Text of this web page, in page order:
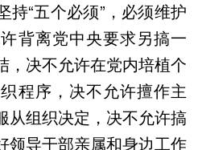
持“五个必须”，必须维护
背离党中央要求另搞一
，决不允许在党内培植个
程序，决不允许擅作主
从组织决定，决不允许搞
领导干部亲属和身边工作